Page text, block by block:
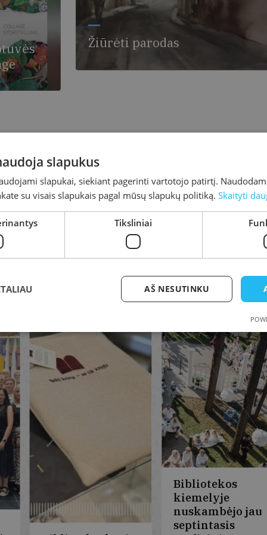
g. 1B,
Žiūrėti parodas
Bibliotekos
kiemelyje
nuskambėjo jau
septintasis
slapukus
slapukai, siekiant pagerinti vartotojo patirtį.
su visais slapukais pagal mūsų slapukų politiką. Skaityti
Tiksliniai
AŠ NESUTINKU